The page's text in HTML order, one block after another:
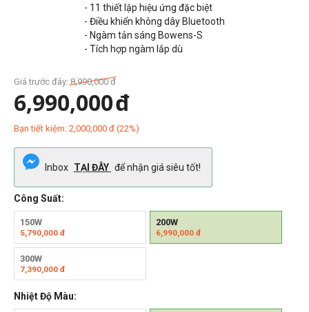
- 11 thiết lập hiệu ứng đặc biệt
- Điều khiển không dây Bluetooth
- Ngàm tản sáng Bowens-S
- Tích hợp ngàm lắp dù
Giá trước đây: 8,990,000 đ
6,990,000đ
Bạn tiết kiệm: 2,000,000 đ (22%)
Inbox TẠI ĐÂY để nhận giá siêu tốt!
Công Suất:
150W
5,790,000 đ
200W
6,990,000đ
300W
7,390,000 đ
Nhiệt Độ Màu: